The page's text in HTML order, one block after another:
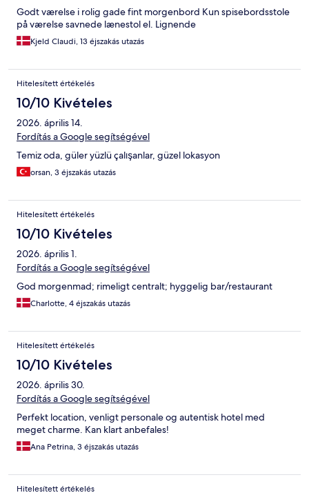
Godt værelse i rolig gade fint morgenbord Kun spisebordsstole
på værelse savnede lænestol el. Lignende
Kjeld Claudi, 13 éjszakás utazás
Hitelesített értékelés
10/10 Kivételes
2026. április 14.
Fordítás a Google segítségével
Temiz oda, güler yüzlü çalışanlar, güzel lokasyon
orsan, 3 éjszakás utazás
Hitelesített értékelés
10/10 Kivételes
2026. április 1.
Fordítás a Google segítségével
God morgenmad; rimeligt centralt; hyggelig bar/restaurant
Charlotte, 4 éjszakás utazás
Hitelesített értékelés
10/10 Kivételes
2026. április 30.
Fordítás a Google segítségével
Perfekt location, venligt personale og autentisk hotel med
meget charme. Kan klart anbefales!
Ana Petrina, 3 éjszakás utazás
Hitelesített értékelés